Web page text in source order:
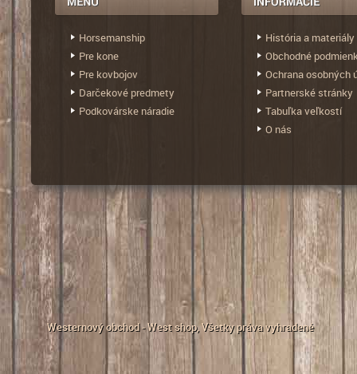
Horsemanship
Pre kone
Pre kovbojov
Darčekové predmety
Podkovárske náradie
História a materiály
Obchodné
Ochrana osobných
Partnerské stránky
Tabuľka veľkostí
O nás
Westernový obchod - West shop, Všetky práva vyhradené